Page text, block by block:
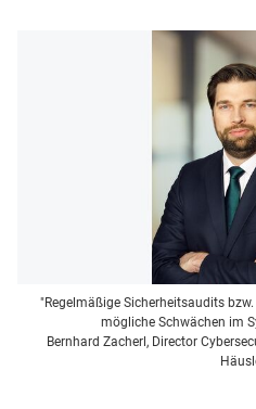
"Regelmäßige Sicherheitsaudits
mögliche Schwächen im
Bernhard Zacherl, Director